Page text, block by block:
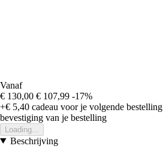
Vanaf
€ 130,00 € 107,99 -17%
+€ 5,40 cadeau voor je volgende bestelling
bevestiging van je bestelling
Loading...
Beschrijving